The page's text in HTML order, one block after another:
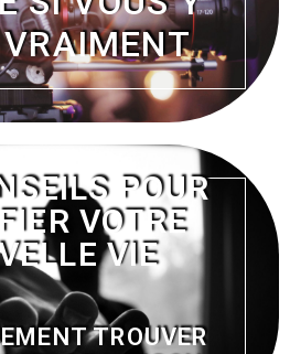
POUR
VOTRE
VIE
TROUVER